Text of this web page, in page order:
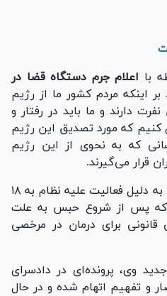
با اعلام جرم دستگاه قضا در
بر اینکه مردم کشور ما از رژیم
دارند و ما باید در رفتار و
کنیم که مورد تصدیق این رژیم
که به نحوی از این رژیم
قرار می‌گیرند.
جهانگیر گفت: فرد نامبرده قبلا به دلیل فعالیت علیه نظام به ۱۸
پس از شروع حبس به علت
برای درمان در مرخصی
وی، پرونده‌ای در دادسرای
و تفهیم اتهام شده و در حال